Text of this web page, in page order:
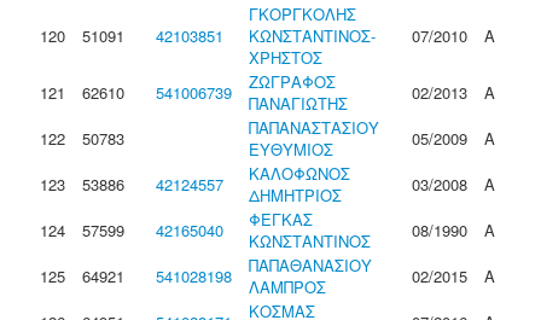
120 51091 42103851
ΓΚΟΡΓΚΟΛΗΣ
ΚΩΝΣΤΑΝΤΙΝΟΣ-
ΧΡΗΣΤΟΣ
07/2010 Α
121 62610 541006739
ΖΩΓΡΑΦΟΣ
ΠΑΝΑΓΙΩΤΗΣ
02/2013
Α
122
50783
ΠΑΠΑΝΑΣΤΑΣΙΟΥ
ΕΥΘΥΜΙΟΣ
05/2009
Α
123
53886 42124557
ΚΑΛΟΦΩΝΟΣ
ΔΗΜΗΤΡΙΟΣ
03/2008
Α
124
57599 42165040
ΦΕΓΚΑΣ
ΚΩΝΣΤΑΝΤΙΝΟΣ
08/1990
Α
125
64921 541028198
ΠΑΠΑΘΑΝΑΣΙΟΥ
ΛΑΜΠΡΟΣ
02/2015
Α
ΚΟΣΜΑΣ